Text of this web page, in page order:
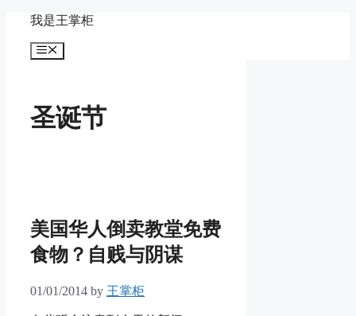
content
我是王掌柜
Menu
圣诞节
美国华人倒卖教堂免费
食物？自贱与阴谋
01/01/2014 by 王掌柜